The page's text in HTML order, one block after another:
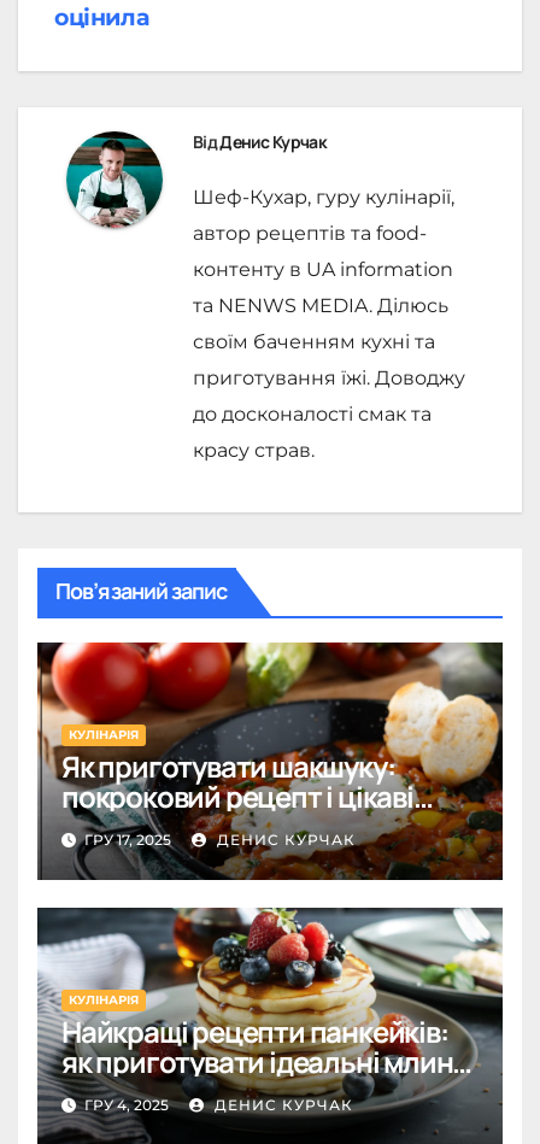
оцінила
ВідДенис Курчак
Шеф-Кухар, гуру кулінарії,
автор рецептів та food-
контенту в UA information
та NENWS MEDIA. Ділюсь
своїм баченням кухні та
приготування їжі. Доводжу
до досконалості смак та
красу страв.
Пов’язаний запис
КУЛІНАРІЯ
Як приготувати шакшуку:
покроковий рецепт і цікаві
варіації на кожен день
ГРУ 17, 2025 ДЕНИС КУРЧАК
КУЛІНАРІЯ
Найкращі рецепти панкейків:
як приготувати ідеальні млинці
на молоці, кефірі, воді та у
японському стилі
ГРУ 4, 2025 ДЕНИС КУРЧАК